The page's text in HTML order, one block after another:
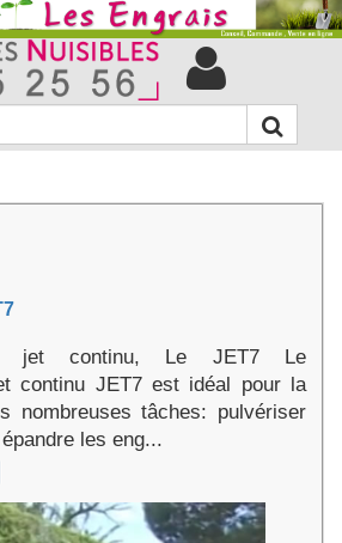
à jet continu, Le JET7 Le
continu JET7 est idéal pour la
nombreuses tâches: pulvériser
les eng...